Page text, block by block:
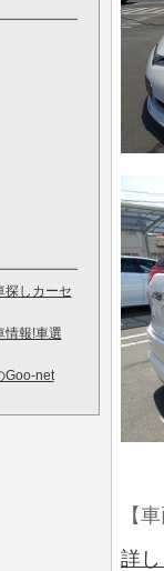
探しカーセ
情報!車選
Goo-net
【
詳